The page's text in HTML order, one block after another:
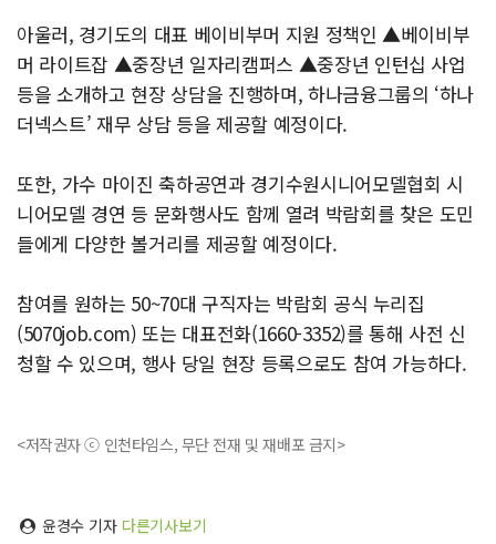
아울러, 경기도의 대표 베이비부머 지원 정책인 ▲베이비부
머 라이트잡 ▲중장년 일자리캠퍼스 ▲중장년 인턴십 사업
등을 소개하고 현장 상담을 진행하며, 하나금융그룹의 ‘하나
더넥스트’ 재무 상담 등을 제공할 예정이다.
또한, 가수 마이진 축하공연과 경기수원시니어모델협회 시
니어모델 경연 등 문화행사도 함께 열려 박람회를 찾은 도민
들에게 다양한 볼거리를 제공할 예정이다.
참여를 원하는 50~70대 구직자는 박람회 공식 누리집
(5070job.com) 또는 대표전화(1660-3352)를 통해 사전 신
청할 수 있으며, 행사 당일 현장 등록으로도 참여 가능하다.
<저작권자 ⓒ 인천타임스, 무단 전재 및 재배포 금지>
윤경수 기자 다른기사보기